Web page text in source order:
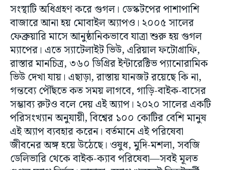
সংস্থাটি অধিগ্রহণ করে গুগল। ডেস্কটপের পাশাপাশি
বাজারে আনা হয় মোবাইল অ্যাপও। ২০০৫ সালের
ফেব্রুয়ারি মাসে আনুষ্ঠানিকভাবে যাত্রা শুরু হয় গুগল
ম্যাপের। এতে স্যাটেলাইট ভিউ, এরিয়াল ফটোগ্রাফি,
রাস্তার মানচিত্র, ৩৬০ ডিগ্রির ইন্টারেক্টিভ প্যানোরামিক
ভিউ দেখা যায়। এছাড়া, রাস্তায় যানজট রয়েছে কি না,
গন্তব্যে পৌঁছতে কত সময় লাগবে, গাড়ি-বাইক-বাসের
সম্ভাব্য রুটও বলে দেয় এই অ্যাপ। ২০২০ সালের একটি
পরিসংখ্যান অনুযায়ী, বিশ্বের ১০০ কোটির বেশি মানুষ
এই অ্যাপ ব্যবহার করেন। বর্তমানে এই পরিষেবা
জীবনের অঙ্গ হয়ে উঠেছে। ওষুধ, মুদি-মশলা, সবজি
ডেলিভারি থেকে বাইক-ক্যাব পরিষেবা—সবই মূলত